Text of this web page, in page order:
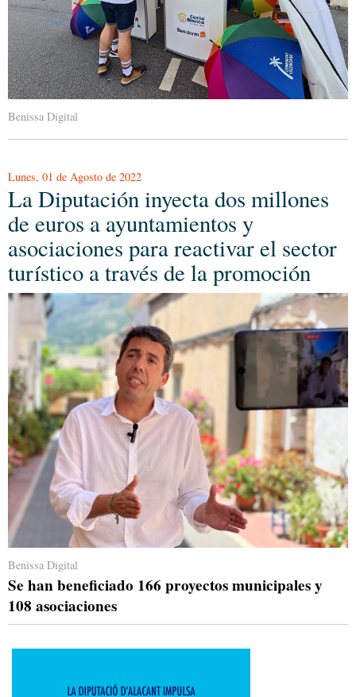
Benissa Digital
Lunes, 01 de Agosto de 2022
La Diputación inyecta dos millones
de euros a ayuntamientos y
asociaciones para reactivar el sector
turístico a través de la promoción
Benissa Digital
Se han beneficiado 166 proyectos municipales y
108 asociaciones